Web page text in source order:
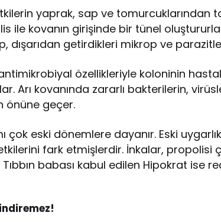
yaprak, sap ve tomurcuklarından
ile kovanın girişinde bir tünel
dışarıdan getirdikleri mikrop ve
özellikleriyle koloninin
Arı kovanında zararlı bakterilerin,
önüne geçer.
çok eski dönemlere dayanır. Eski
fark etmişlerdir. İnkalar, propolisi
babası kabul edilen Hipokrat ise